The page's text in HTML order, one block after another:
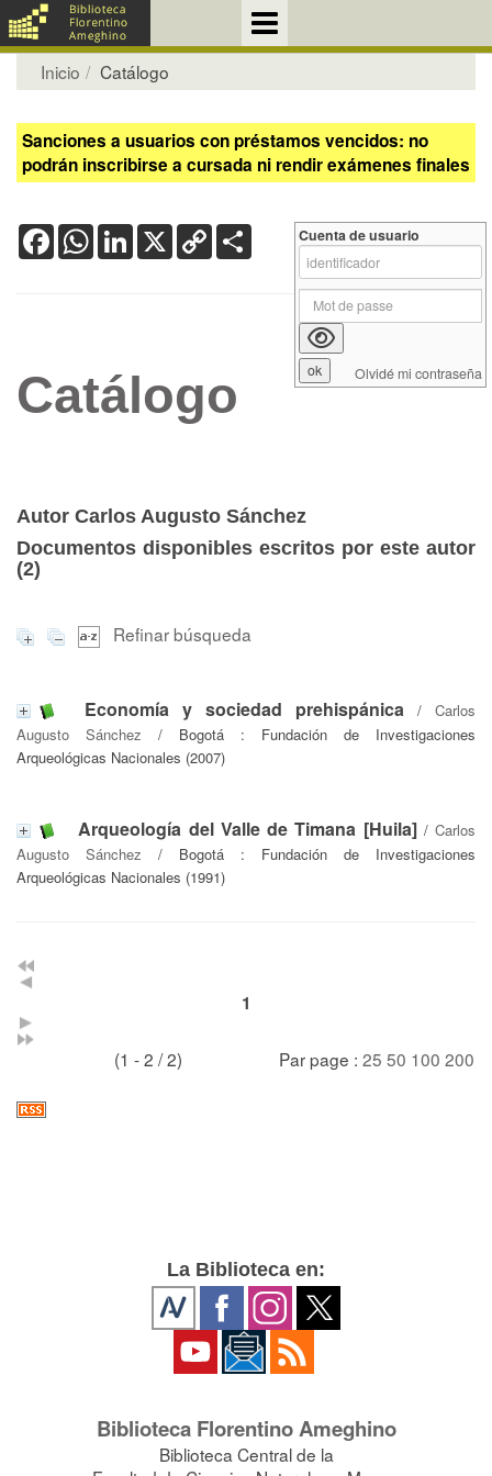
Inicio Catálogo
Sanciones a usuarios con préstamos vencidos: no
podrán inscribirse a cursada ni rendir exámenes finales
FacebookWhatsApp
LinkedIn
X Copy
Link
Catálogo
Autor Carlos Augusto Sánchez
Documentos disponibles escritos por este autor
(2)
Refinar búsqueda
Economía y sociedad prehispánica / Carlos
Augusto Sánchez / Bogotá : Fundación de Investigaciones
Arqueológicas Nacionales (2007)
Arqueología del Valle de Timana [Huila]/ Carlos
Augusto Sánchez / Bogotá : Fundación de Investigaciones
Arqueológicas Nacionales (1991)
1
(1 - 2 / 2) Par page : 25 50 100 200
Cuenta de usuario
Olvidé mi contraseña
La Biblioteca en:
Biblioteca Florentino Ameghino
Biblioteca Central de la